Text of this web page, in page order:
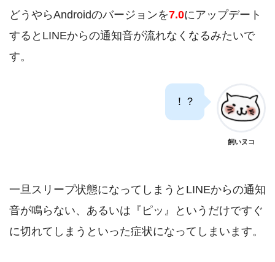
どうやらAndroidのバージョンを7.0にアップデート
するとLINEからの通知音が流れなくなるみたいで
す。
！？
飼いヌコ
一旦スリープ状態になってしまうとLINEからの通知
音が鳴らない、あるいは『ピッ』というだけですぐ
に切れてしまうといった症状になってしまいます。